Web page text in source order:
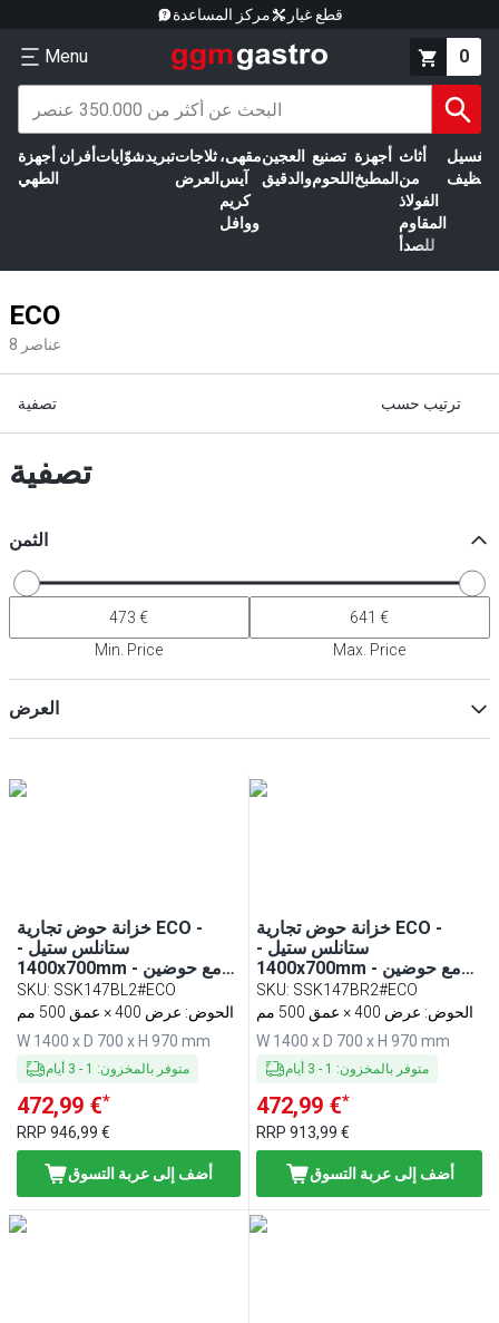
مركز المساعدة قطع غيار
Menu 0
أجهزة
الطهي
أفران شوّاياتتبريدثلاجات
العرض
مقهى،
آيس
كريم
ووافل
العجين
والدقيق
تصنيع
اللحوم
أجهزة
المطبخ
أثاث
من
الفولاذ
المقاوم
للصدأ
الغسيل
ECO
8 عناصر
تصفية ترتيب حسب
تصفية
الثمن
Min. Price Max. Price
العرض
خزانة حوض تجارية ECO -
ستانلس ستيل -
1400x700mm - مع حوضين
يسار
SKU: SSK147BL2#ECO
الحوض: عرض 400 × عمق 500 مم
W 1400 x D 700 x H 970 mm
متوفر بالمخزون:
1
-
3 أيام
472,99 €*
RRP 946,99 €
أضف إلى عربة التسوق
خزانة حوض تجارية ECO -
ستانلس ستيل -
1400x700mm - مع حوضين
يمين
SKU: SSK147BR2#ECO
الحوض: عرض 400 × عمق 500 مم
W 1400 x D 700 x H 970 mm
متوفر بالمخزون:
1
-
3 أيام
472,99 €*
RRP913,99 €
أضف إلى عربة التسوق